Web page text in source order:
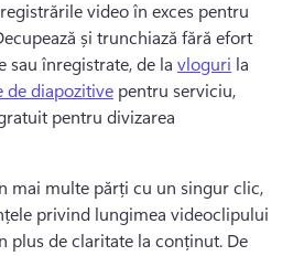
video în exces pentru
și trunchiază fără efort
înregistrate, de la vloguri la
de diapozitive pentru serviciu,
pentru divizarea
mai multe părți cu un singur clic,
privind lungimea videoclipului
plus de claritate la conținut. De